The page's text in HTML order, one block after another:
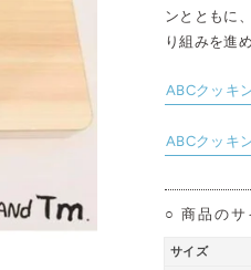
ンとともに
り組みを進
ABCクッキ
ABCクッキ
○ 商品のサ
サイズ